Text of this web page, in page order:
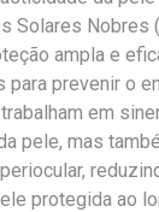
Solares Nobres
ampla e
para prevenir o
em
pele, mas
protegida ao